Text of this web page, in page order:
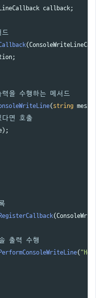
callback;
(
;
을 수행하는 메서드
(string
면 호출
);
RegisterCallback(
출력 수행
PerformConsoleWriteLine(